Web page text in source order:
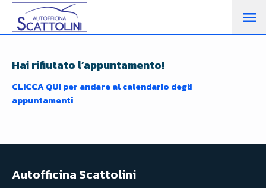
Hai rifiutato l’appuntamento!
CLICCA QUI per andare al calendario degli
appuntamenti
Autofficina Scattolini